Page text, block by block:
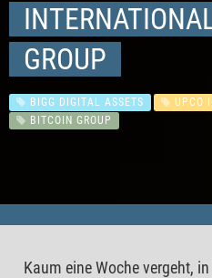
GROUP
BIGG DIGITAL ASSETS UPCO
BITCOIN GROUP
Kaum eine Woche vergeht,